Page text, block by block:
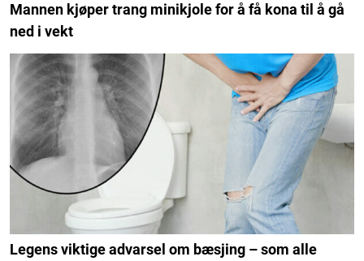
Mannen kjøper trang minikjole for å få kona til å gå
ned i vekt
Legens viktige advarsel om bæsjing – som alle